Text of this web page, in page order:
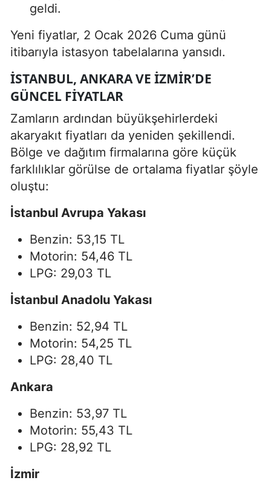
geldi.
Yeni fiyatlar, 2 Ocak 2026 Cuma günü
itibarıyla istasyon tabelalarına yansıdı.
İSTANBUL, ANKARA VE İZMIR’DE
GÜNCEL FIYATLAR
Zamların ardından büyükşehirlerdeki
akaryakıt fiyatları da yeniden şekillendi.
Bölge ve dağıtım firmalarına göre küçük
farklılıklar görülse de ortalama fiyatlar şöyle
oluştu:
İstanbul Avrupa Yakası
Benzin: 53,15 TL
Motorin: 54,46 TL
LPG: 29,03 TL
İstanbul Anadolu Yakası
Benzin: 52,94 TL
Motorin: 54,25 TL
LPG: 28,40 TL
Ankara
Benzin: 53,97 TL
Motorin: 55,43 TL
LPG: 28,92 TL
İzmir